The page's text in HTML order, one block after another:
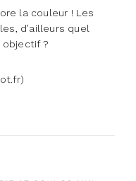
la couleur ! Les
d’ailleurs quel
?